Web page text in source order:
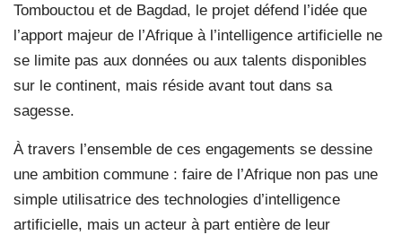
Tombouctou et de Bagdad, le projet défend l’idée que
l’apport majeur de l’Afrique à l’intelligence artificielle ne
se limite pas aux données ou aux talents disponibles
sur le continent, mais réside avant tout dans sa
sagesse.
À travers l’ensemble de ces engagements se dessine
une ambition commune : faire de l’Afrique non pas une
simple utilisatrice des technologies d’intelligence
artificielle, mais un acteur à part entière de leur